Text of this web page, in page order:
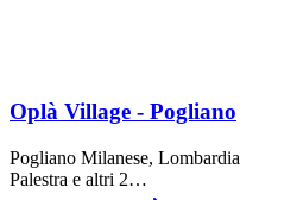
Oplà Village - Pogliano
Pogliano Milanese, Lombardia
Palestra e altri 2…